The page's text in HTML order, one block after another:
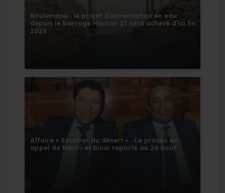
Boulemane : le projet d’alimentation en eau
depuis le barrage Hassan II sera achevé d’ici fin
2026
Affaire « Escobar du désert » : Le procès en
appel de Naciri et Bioui reporté au 26 août